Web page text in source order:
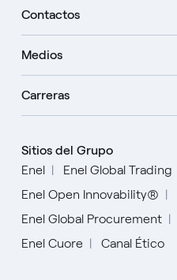
Contactos
Medios
Carreras
Sitios del Grupo
Enel
Enel Global Trading
Enel Open Innovability®
Enel Global Procurement
Enel Cuore
Canal Ético